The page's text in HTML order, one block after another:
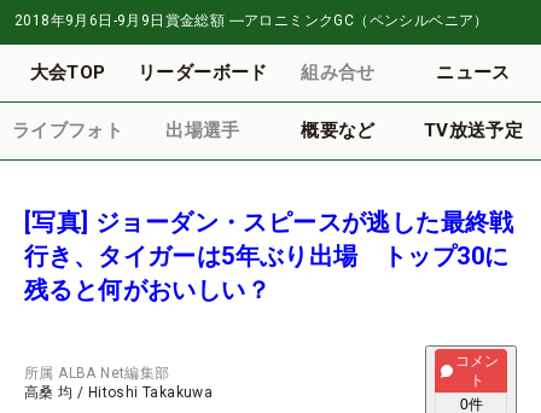
2018年9月6日-9月9日 賞金総額 ―アロニミンクGC（ペンシルベニア）
大会TOP リーダーボード 組み合せ ニュース
ライブフォト 出場選手 概要など TV放送予定
[写真] ジョーダン・スピースが逃した最終戦
行き、タイガーは5年ぶり出場 トップ30に
残ると何がおいしい？
所属ALBA Net編集部
高桑 均 / Hitoshi Takakuwa
コメン
ト
0件